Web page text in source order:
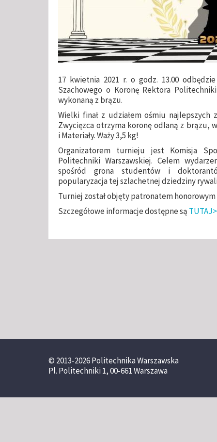
17 kwietnia 2021 r. o godz. 13.00
Szachowego o Koronę Rektora
wykonaną z brązu.
Wielki finał z udziałem ośmiu
Zwycięzca otrzyma koronę odlaną z brązu,
i Materiały. Waży 3,5 kg!
Organizatorem turnieju jest Komisja
Politechniki Warszawskiej. Celem
spośród grona studentów i
popularyzacja tej szlachetnej dziedziny
Turniej został objęty patronatem
Szczegółowe informacje dostępne są
© 2013-2026 Politechnika Warszawska
Pl. Politechniki 1, 00-661 Warszawa